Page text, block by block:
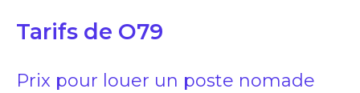
Tarifs de O79
Prix pour louer un poste nomade